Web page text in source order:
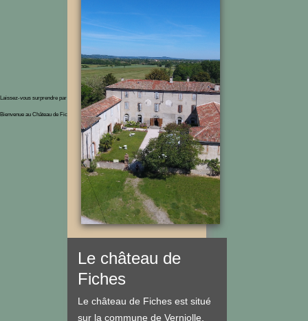
Laissez-vous surprendre par une maison de famille !
Bienvenue au Château de Fiches en Ariège
Le château de
Fiches
Le château de Fiches est situé
sur la commune de Verniolle,